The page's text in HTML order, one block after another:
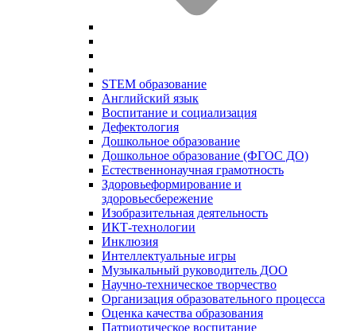
STEM образование
Английский язык
Воспитание и социализация
Дефектология
Дошкольное образование
Дошкольное образование (ФГОС ДО)
Естественнонаучная грамотность
Здоровьеформирование и
здоровьесбережение
Изобразительная деятельность
ИКТ-технологии
Инклюзия
Интеллектуальные игры
Музыкальный руководитель ДОО
Научно-техническое творчество
Организация образовательного процесса
Оценка качества образования
Патриотическое воспитание